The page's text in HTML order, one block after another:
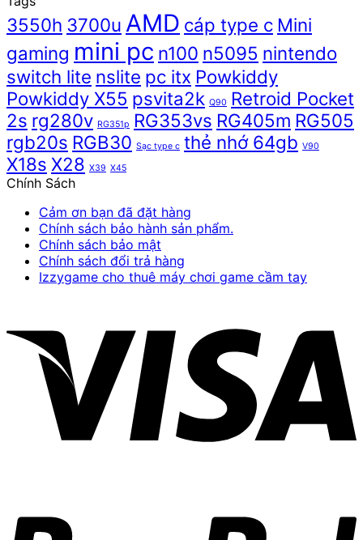
3550h 3700u AMD cáp type c Mini
gaming mini pc n100 n5095 nintendo
switch lite nslite pc itx Powkiddy
Powkiddy X55 psvita2k Q90
Retroid Pocket
2s rg280v RG351p RG353vs RG405m RG505
rgb20s RGB30 Sạc type c thẻ nhớ 64gb V90
X18s X28 X39 X45
Chính Sách
Cảm ơn bạn đã đặt hàng
Chính sách bảo hành sản phẩm.
Chính sách bảo mật
Chính sách đổi trả hàng
Izzygame cho thuê máy chơi game cầm tay